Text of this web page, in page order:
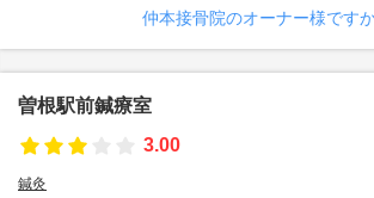
仲本接骨院のオーナー様です
曽根駅前鍼療室
3.00
鍼灸